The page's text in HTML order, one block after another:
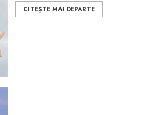
CITEȘTE MAI DEPARTE